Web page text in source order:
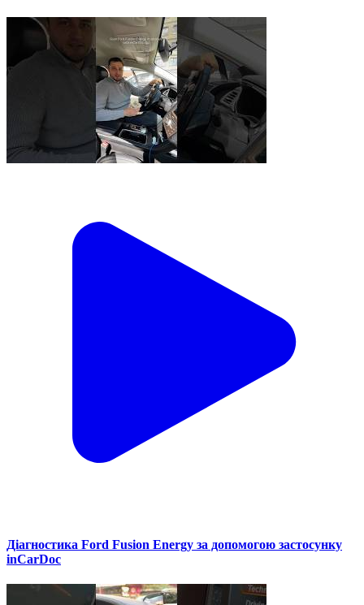
Діагностика Ford Fusion Energy за допомогою застосунку
inCarDoc